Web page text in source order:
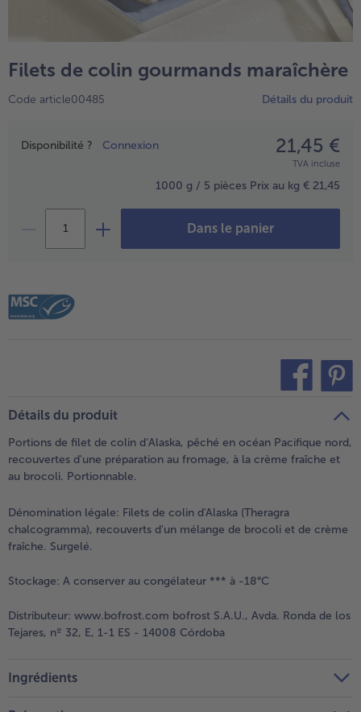
TousPlats cuisinés
Boulangerie & Pâtisserie
TousBoulangerie & Pâtisserie
TousEntrées, Apéritifs & Snacks
Produits non surgelés
TousProduits non surgelés
Filets de colin gourmands maraîchère
Code article00485 Détails du produit
Prix
Disponibilité ? Connexion 21,45 €
TVA incluse
1000 g / 5 pièces Prix au kg € 21,45
Dans le panier
Détails du produit
Portions de filet de colin d’Alaska, pêché en océan Pacifique nord,
recouvertes d'une préparation au fromage, à la crème fraîche et
au brocoli. Portionnable.
Dénomination légale: Filets de colin d'Alaska (Theragra
chalcogramma), recouverts d'un mélange de brocoli et de crème
fraîche. Surgelé.
Stockage: A conserver au congélateur *** à -18°C
Distributeur: www.bofrost.com bofrost S.A.U., Avda. Ronda de los
Tejares, nº 32, E, 1-1 ES - 14008 Córdoba
Ingrédients